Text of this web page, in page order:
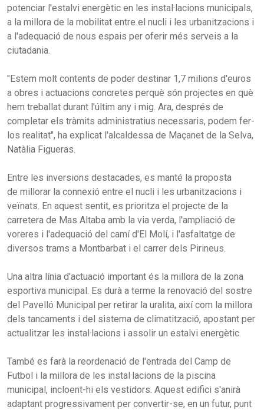
potenciar l'estalvi energètic en les instal·lacions municipals,
a la millora de la mobilitat entre el nucli i les urbanitzacions i
a l'adequació de nous espais per oferir més serveis a la
ciutadania.
"Estem molt contents de poder destinar 1,7 milions d'euros
a obres i actuacions concretes perquè són projectes en què
hem treballat durant l'últim any i mig. Ara, després de
completar els tràmits administratius necessaris, podem fer-
los realitat", ha explicat l'alcaldessa de Maçanet de la Selva,
Natàlia Figueras.
Entre les inversions destacades, es manté la proposta
de millorar la connexió entre el nucli i les urbanitzacions i
veïnats. En aquest sentit, es prioritza el projecte de la
carretera de Mas Altaba amb la via verda, l'ampliació de
voreres i l'adequació del camí d'El Molí, i l'asfaltatge de
diversos trams a Montbarbat i el carrer dels Pirineus.
Una altra línia d'actuació important és la millora de la zona
esportiva municipal. Es durà a terme la renovació del sostre
del Pavelló Municipal per retirar la uralita, així com la millora
dels tancaments i del sistema de climatització, apostant per
actualitzar les instal·lacions i assolir un estalvi energètic.
També es farà la reordenació de l'entrada del Camp de
Futbol i la millora de les instal·lacions de la piscina
municipal, incloent-hi els vestidors. Aquest edifici s'anirà
adaptant progressivament per convertir-se, en un futur, punt